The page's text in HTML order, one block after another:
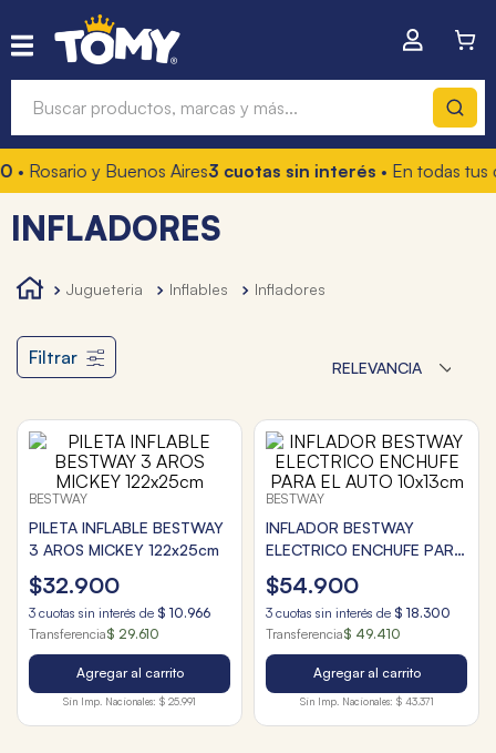
• Rosario y Buenos Aires3 cuotas sin interés• En todas tus
INFLADORES
jugueteria inflables infladores
Filtrar RELEVANCIA
BESTWAY
PILETA INFLABLE BESTWAY
3 AROS MICKEY 122x25cm
$32.900
3 cuotas sin interés de $ 10.966
Transferencia$ 29.610
Agregar al carrito
Sin Imp. Nacionales: $ 25.991
BESTWAY
INFLADOR BESTWAY
ELECTRICO ENCHUFE PARA
EL AUTO 10x13cm
$54.900
3 cuotas sin interés de $ 18.300
Transferencia$ 49.410
Agregar al carrito
Sin Imp. Nacionales: $ 43.371
Términos más buscados
1.
hot wheels
3.
marcadores